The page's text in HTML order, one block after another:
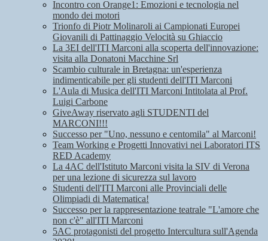
Incontro con Orange1: Emozioni e tecnologia nel
mondo dei motori
Trionfo di Piotr Molinaroli ai Campionati Europei
Giovanili di Pattinaggio Velocità su Ghiaccio
La 3EI dell'ITI Marconi alla scoperta dell'innovazione:
visita alla Donatoni Macchine Srl
Scambio culturale in Bretagna: un'esperienza
indimenticabile per gli studenti dell'ITI Marconi
L'Aula di Musica dell'ITI Marconi Intitolata al Prof.
Luigi Carbone
GiveAway riservato agli STUDENTI del
MARCONI!!!
Successo per "Uno, nessuno e centomila" al Marconi!
Team Working e Progetti Innovativi nei Laboratori ITS
RED Academy
La 4AC dell'Istituto Marconi visita la SIV di Verona
per una lezione di sicurezza sul lavoro
Studenti dell'ITI Marconi alle Provinciali delle
Olimpiadi di Matematica!
Successo per la rappresentazione teatrale "L'amore che
non c'è" all'ITI Marconi
5AC protagonisti del progetto Intercultura sull'Agenda